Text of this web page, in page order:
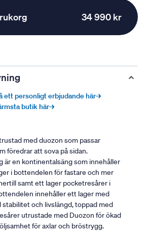
34 990 kr
ett personligt erbjudande här→
butik här→
med duozon som passar
föredrar att sova på sidan.
är en kontinentalsäng som innehåller
i bottendelen för fastare och mer
samt ett lager pocketresårer i
innehåller ett lager med
stabilitet och livslängd, toppad med
utrustade med Duozon för ökad
för axlar och bröstrygg.